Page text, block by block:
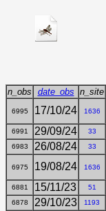
n_obs date_obs n_site
6995 17/10/24 1636
6991 29/09/24 33
6983 26/08/24 33
6975 19/08/24 1636
6881 15/11/23 51
6878 29/10/23 1193